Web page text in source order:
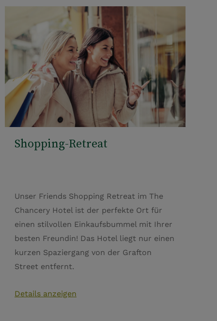
Shopping-Retreat
Unser Friends Shopping Retreat im The
Chancery Hotel ist der perfekte Ort für
einen stilvollen Einkaufsbummel mit Ihrer
besten Freundin! Das Hotel liegt nur einen
kurzen Spaziergang von der Grafton
Street entfernt.
Details anzeigen